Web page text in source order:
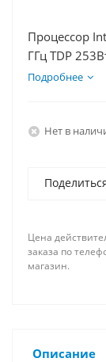
Процессор
ГГц TDP
E,
Подробнее
Нет в
Цена
заказа по
магазин.
Описание